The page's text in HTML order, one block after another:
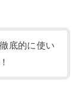
底的に使い